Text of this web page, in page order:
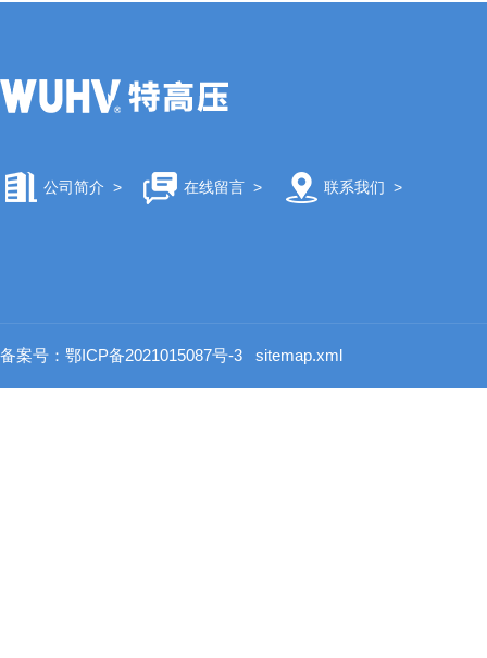
公司简介 > 在线留言> 联系我们 >
备案号：鄂ICP备2021015087号-3 sitemap.xml